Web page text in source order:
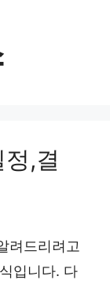
,결
려드리려고
입니다. 다